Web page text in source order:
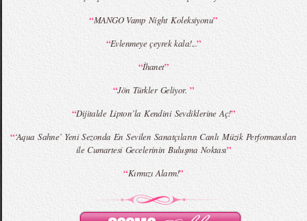
“MANGO Vamp Night Koleksiyonu”
“Evlenmeye çeyrek kala!...”
“İhanet”
“Jön Türkler Geliyor. ”
“Dijitalde Lipton’la Kendini Sevdiklerine Aç!”
“‘Aqua Sahne’ Yeni Sezonda En Sevilen Sanatçıların Canlı Müzik Performansları
ile Cumartesi Gecelerinin Buluşma Noktası”
“Kırmızı Alarm!”